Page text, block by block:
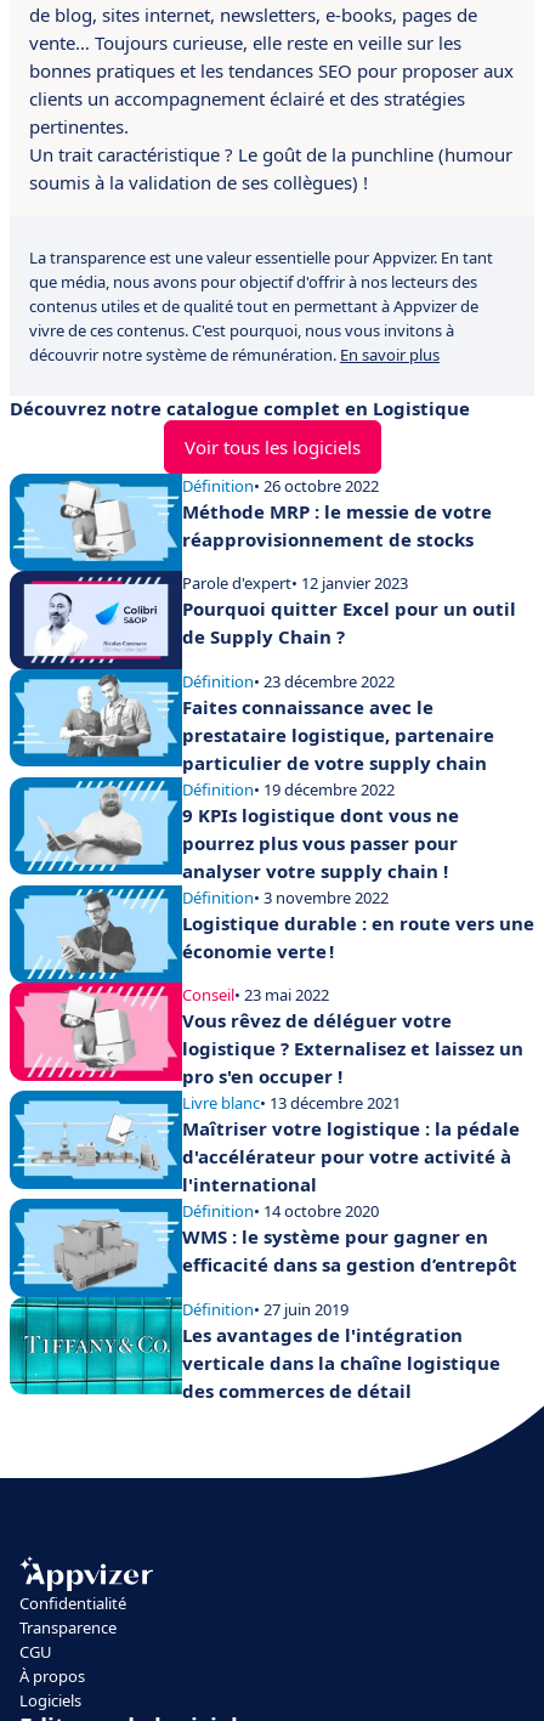
de blog, sites internet, newsletters, e-books, pages de
vente… Toujours curieuse, elle reste en veille sur les
bonnes pratiques et les tendances SEO pour proposer aux
clients un accompagnement éclairé et des stratégies
pertinentes.
Un trait caractéristique ? Le goût de la punchline (humour
soumis à la validation de ses collègues) !
La transparence est une valeur essentielle pour Appvizer. En tant
que média, nous avons pour objectif d'offrir à nos lecteurs des
contenus utiles et de qualité tout en permettant à Appvizer de
vivre de ces contenus. C'est pourquoi, nous vous invitons à
découvrir notre système de rémunération. En savoir plus
Découvrez notre catalogue complet en Logistique
Voir tous les logiciels
Définition• 26 octobre 2022
Méthode MRP : le messie de votre
réapprovisionnement de stocks
Parole d'expert• 12 janvier 2023
Pourquoi quitter Excel pour un outil
de Supply Chain ?
Définition• 23 décembre 2022
Faites connaissance avec le
prestataire logistique, partenaire
particulier de votre supply chain
Définition• 19 décembre 2022
9 KPIs logistique dont vous ne
pourrez plus vous passer pour
analyser votre supply chain !
Définition• 3 novembre 2022
Logistique durable : en route vers une
économie verte !
Conseil• 23 mai 2022
Vous rêvez de déléguer votre
logistique ? Externalisez et laissez un
pro s'en occuper !
Livre blanc• 13 décembre 2021
Maîtriser votre logistique : la pédale
d'accélérateur pour votre activité à
l'international
Définition• 14 octobre 2020
WMS : le système pour gagner en
efficacité dans sa gestion d’entrepôt
Définition• 27 juin 2019
Les avantages de l'intégration
verticale dans la chaîne logistique
des commerces de détail
Confidentialité
Transparence
CGU
À propos
Logiciels